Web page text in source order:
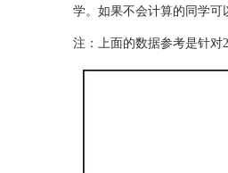
学。如果不会计算的同学可
注：上面的数据参考是针对